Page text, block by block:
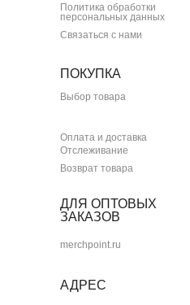
ПОКУПКА
АДРЕС
Политика обработки
персональных данных
Связаться с нами
Выбор товара
Оплата и доставка
Отслеживание
Возврат товара
ДЛЯ ОПТОВЫХ
ЗАКАЗОВ
merchpoint.ru